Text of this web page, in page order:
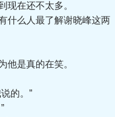
在还不太多。
么人最了解谢晓峰这两
是真的在笑。
的。”